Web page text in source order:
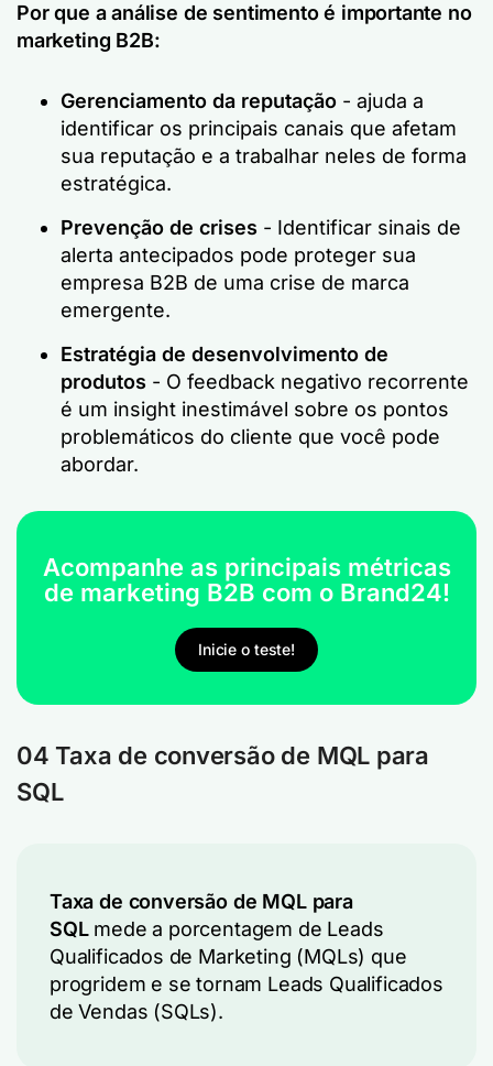
Por que a análise de sentimento é importante no
marketing B2B:
Gerenciamento da reputação - ajuda a
identificar os principais canais que afetam
sua reputação e a trabalhar neles de forma
estratégica.
Prevenção de crises - Identificar sinais de
alerta antecipados pode proteger sua
empresa B2B de uma crise de marca
emergente.
Estratégia de desenvolvimento de
produtos - O feedback negativo recorrente
é um insight inestimável sobre os pontos
problemáticos do cliente que você pode
abordar.
Acompanhe as principais métricas
de marketing B2B com o Brand24!
Inicie o teste!
04 Taxa de conversão de MQL para
SQL
Taxa de conversão de MQL para
SQLmede a porcentagem de Leads
Qualificados de Marketing (MQLs) que
progridem e se tornam Leads Qualificados
de Vendas (SQLs).